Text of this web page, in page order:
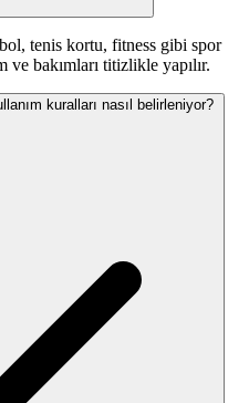
tenis kortu, fitness gibi spor
ve bakımları titizlikle yapılır.
kuralları nasıl belirleniyor?